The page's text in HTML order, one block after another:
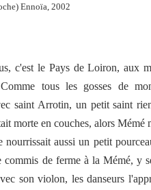
Ennoïa , 2002
c'est le Pays de Loiron, aux
tous les gosses de
saint Arrotin, un petit saint
morte en couches, alors
nourrissait aussi un petit
commis de ferme à la Mémé, y
son violon, les danseurs